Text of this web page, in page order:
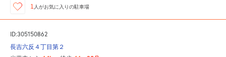
1 人がお気に入りの駐車場
ID:305150862
長吉六反４丁目第２